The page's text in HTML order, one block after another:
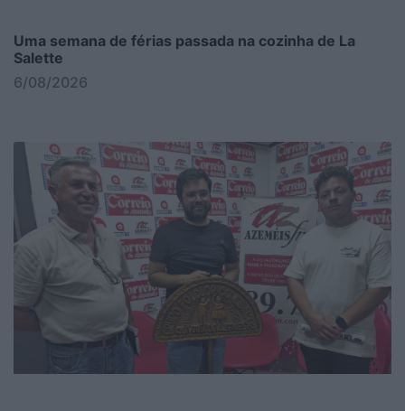
Uma semana de férias passada na cozinha de La
Salette
6/08/2026